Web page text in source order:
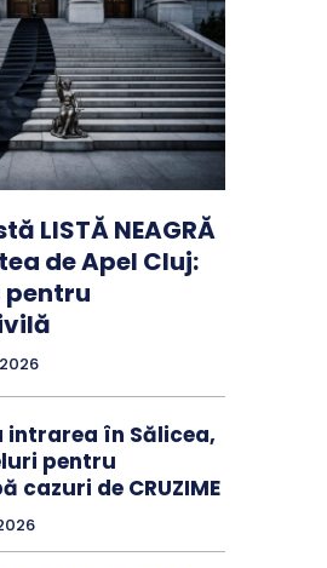
LISTĂ NEAGRĂ
de Apel Cluj:
pentru
intrarea în Sălicea,
pentru
cazuri de CRUZIME